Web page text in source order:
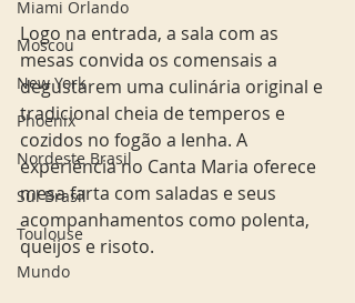
Miami Orlando
Moscou
New York
Phoenix
Nordeste Brasil
Sul Brasil
Toulouse
Mundo
Logo na entrada, a sala com as
mesas convida os comensais a
degustarem uma culinária original e
tradicional cheia de temperos e
cozidos no fogão a lenha. A
experiência no Canta Maria oferece
mesa farta com saladas e seus
acompanhamentos como polenta,
queijos e risoto.